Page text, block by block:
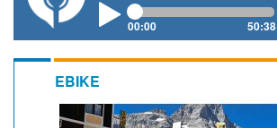
00:00 50:38
EBIKE